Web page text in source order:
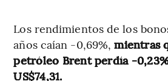
Los rendimientos de los
años caían -0,69%,mientras
petróleo Brent perdía -
US$74,31.